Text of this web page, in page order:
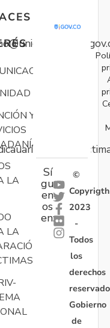
Y
LA
LA
Sí
gu
en
os
en:
©
Copyrigth
2023
-
Todos
los
derechos
Gobierno
de